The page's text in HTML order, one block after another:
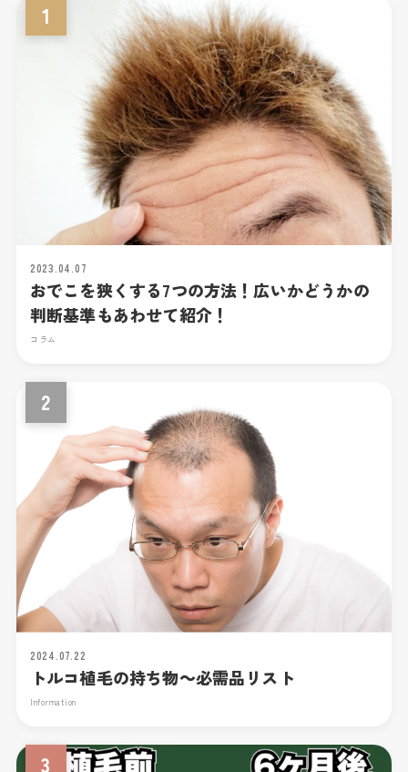
1
2023.04.07
おでこを狭くする7つの方法！広いかどうかの
判断基準もあわせて紹介！
コラム
2
2024.07.22
トルコ植毛の持ち物～必需品リスト
Information
3